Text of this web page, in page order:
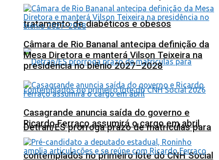
tratamento de diabéticos e obesos
Detran/ES prorroga prazo de matrículas para
contemplados no primeiro lote do CNH Social
Câmara de Rio Bananal antecipa definição da
Mesa Diretora e manterá Vilson Teixeira na
presidência no biênio 2027–2028
Casagrande anuncia saída do governo e
Ricardo Ferraço assumirá o cargo em abril